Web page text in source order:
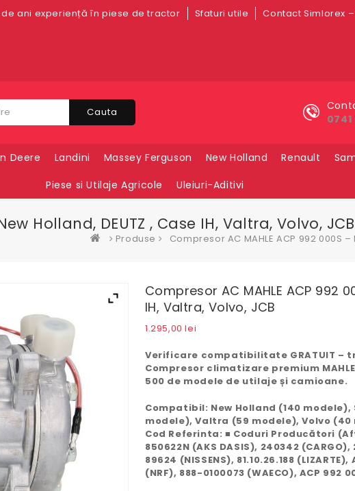
ani experiență în piese de tractor Sfaturi utile Contact Simlorex
Cauta
Deere Landini Massey Ferguson New Holland Renault
Piese si Utilaje Agricole
Uleiuri-Aditivi
Holland, DEUTZ , Case IH, Valtra, Volvo, JCB
Produse Compresor AC MAHLE ACP 992 000S
Compresor AC MAHLE ACP 992
IH, Valtra, Volvo, JCB
1.295,00lei
Verificare compatibilitate GRATUIT –
Compresor climatizare premium
500 de modele de utilaje și camioane.
Compatibil: New Holland (140 modele),
modele), Valtra (59 modele), Volvo (40
Cod Referinta: ■ Coduri Producători
850622N (AKS DASIS), 240342
89624 (NISSENS), 81.10.26.188
(NRF), 888-0100073 (WAECO), ACP 992